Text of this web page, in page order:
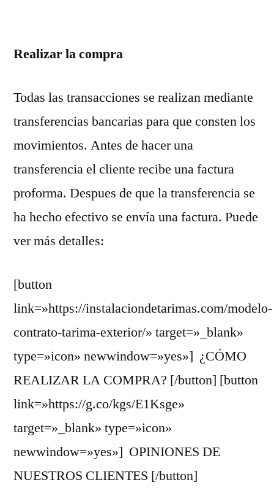
Realizar la compra
Todas las transacciones se realizan mediante
transferencias bancarias para que consten los
movimientos. Antes de hacer una
transferencia el cliente recibe una factura
proforma. Despues de que la transferencia se
ha hecho efectivo se envía una factura. Puede
ver más detalles:
[button
link=»https://instalaciondetarimas.com/modelo-
contrato-tarima-exterior/» target=»_blank»
type=»icon» newwindow=»yes»] ¿CÓMO
REALIZAR LA COMPRA? [/button] [button
link=»https://g.co/kgs/E1Ksge»
target=»_blank» type=»icon»
newwindow=»yes»] OPINIONES DE
NUESTROS CLIENTES [/button]